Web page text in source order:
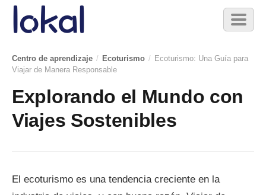
Skip to main content
Toggle
Centro de aprendizaje / Ecoturismo / Ecoturismo: Una Guía para
Viajar de Manera Responsable
Explorando el Mundo con
Viajes Sostenibles
El ecoturismo es una tendencia creciente en la